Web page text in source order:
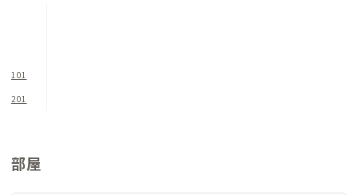
101
201
部屋